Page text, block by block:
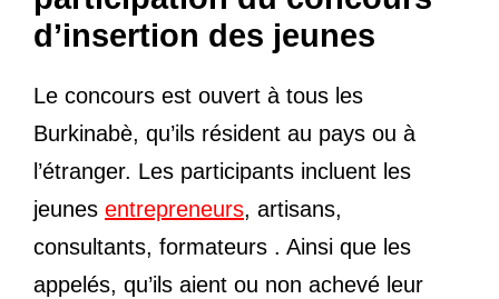
d’insertion des jeunes
Le concours est ouvert à tous les
Burkinabè, qu’ils résident au pays ou à
l’étranger. Les participants incluent les
jeunes entrepreneurs, artisans,
consultants, formateurs . Ainsi que les
appelés, qu’ils aient ou non achevé leur